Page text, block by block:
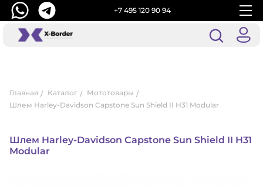
+7 495 120 90 94
Главная Каталог
Мототовары
Шлем Harley-Davidson Capstone Sun Shield II H31 Modular
Шлем Harley-Davidson Capstone Sun Shield II H31
Modular